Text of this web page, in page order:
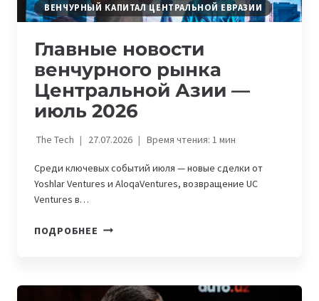
ВЕНЧУРНЫЙ КАПИТАЛ ЦЕНТРАЛЬНОЙ ЕВРАЗИИ
Главные новости
венчурного рынка
Центральной Азии —
июль 2026
The Tech 27.07.2026 Время чтения: 1мин
Среди ключевых событий июля — новые сделки от
Yoshlar Ventures и AloqaVentures, возвращение UC
Ventures в…
ПОДРОБНЕЕ ГЛАВНЫЕ
ЦЕНТРАЛЬНОЙ